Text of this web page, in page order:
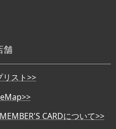
舗
リスト>>
CARDについて>>